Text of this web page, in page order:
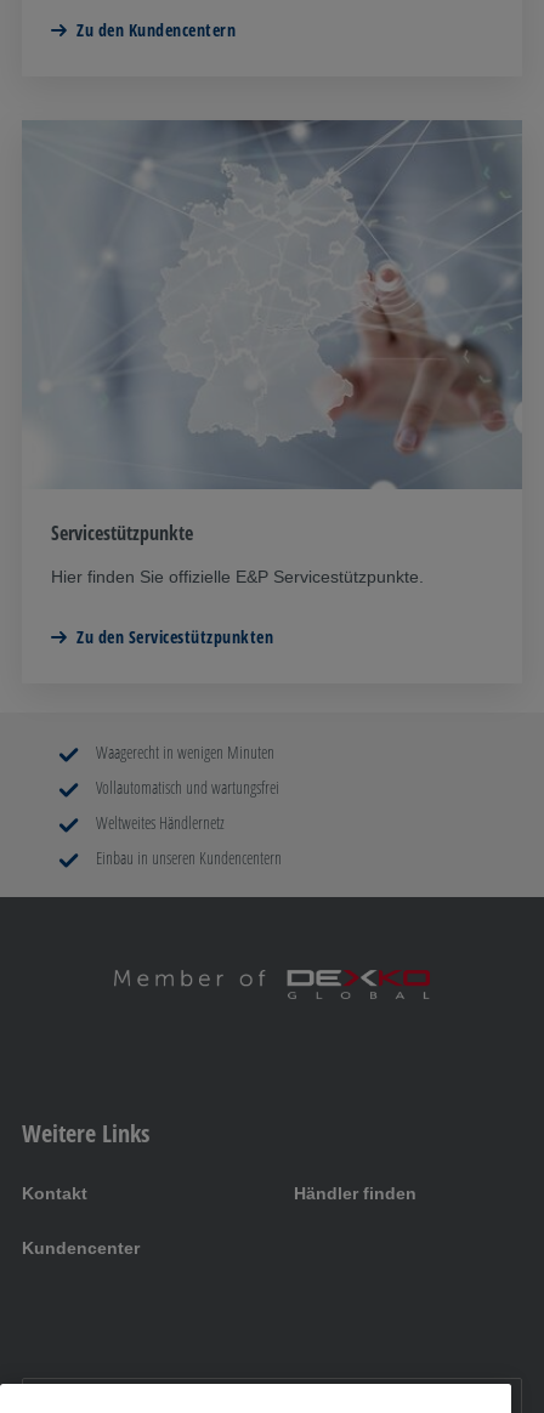
Zu den Kundencentern
Servicestützpunkte
Hier finden Sie offizielle E&P Servicestützpunkte.
Zu den Servicestützpunkten
Waagerecht in wenigen Minuten
Vollautomatisch und wartungsfrei
Weltweites Händlernetz
Einbau in unseren Kundencentern
Weitere Links
Kontakt Händler finden
Kundencenter